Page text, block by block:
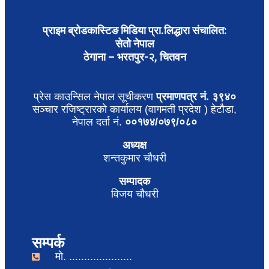
प्राइम ब्रोडकास्टिङ मिडिया प्रा.लिद्धारा संचालित:
सेतो नेपाल
ठेगाना – भरतपुर-२, चितवन
प्रेस काउन्सिल नेपाल सूचीकरणप्रमाणपत्र नं. ३९४०
सञ्चार रजिष्ट्रारको कार्यालय (वागमती प्रदेश ) हेटौडा,
नेपाल दर्ता नं. ००१७४/०७९/०८०
अध्यक्ष
शन्तकुमार चौधरी
सम्पादक
विजय चौधरी
सम्पर्क
मो. .....................